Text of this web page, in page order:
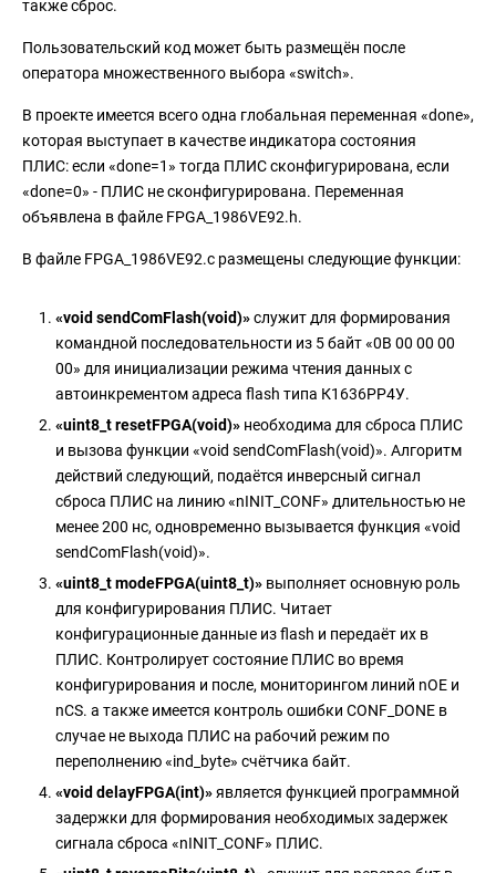
также сброс.
Пользовательский код может быть размещён после
оператора множественного выбора «switch».
В проекте имеется всего одна глобальная переменная «done»,
которая выступает в качестве индикатора состояния
ПЛИС: если «done=1» тогда ПЛИС сконфигурирована, если
«done=0» - ПЛИС не сконфигурирована. Переменная
объявлена в файле FPGA_1986VE92.h.
В файле FPGA_1986VE92.c размещены следующие функции:
«void sendComFlash(void)»служит для формирования
командной последовательности из 5 байт «0B 00 00 00
00» для инициализации режима чтения данных с
автоинкрементом адреса flash типа К1636РР4У.
«uint8_t resetFPGA(void)» необходима для сброса ПЛИС
и вызова функции «void sendComFlash(void)». Алгоритм
действий следующий, подаётся инверсный сигнал
сброса ПЛИС на линию «nINIT_CONF» длительностью не
менее 200 нс, одновременно вызывается функция «void
sendComFlash(void)».
«uint8_t modeFPGA(uint8_t)» выполняет основную роль
для конфигурирования ПЛИС. Читает
конфигурационные данные из flash и передаёт их в
ПЛИС. Контролирует состояние ПЛИС во время
конфигурирования и после, мониторингом линий nOE и
nCS. а также имеется контроль ошибки CONF_DONE в
случае не выхода ПЛИС на рабочий режим по
переполнению «ind_byte» счётчика байт.
«void delayFPGA(int)»является функцией программной
задержки для формирования необходимых задержек
сигнала сброса «nINIT_CONF» ПЛИС.